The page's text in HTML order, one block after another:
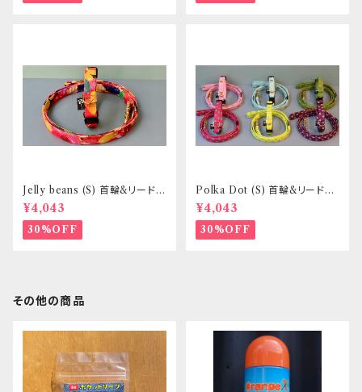
Jelly beans (S) 首輪&リードセ
ット _ 小型犬・小柄な中型犬向
き _ フントヒュッテオリジナル
¥4,043
30%OFF
Polka Dot (S) 首輪&リードセ
ット _ 小型犬・小柄な中型犬向
き _ フントヒュッテオリジナル
¥4,043
30%OFF
その他の商品